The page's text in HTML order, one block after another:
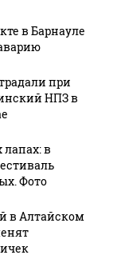
в Барнауле
при
НПЗ в
лапах: в
Фото
в Алтайском